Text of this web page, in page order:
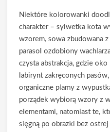
Niektóre kolorowanki
charakter – sylwetka kota
wzorem, sowa zbudowana
parasol ozdobiony
czysta abstrakcja, gdzie
labirynt zakręconych
organiczne plamy z
porządek wybiorą wzory z
elementami, natomiast te,
sięgną po obrazki bez